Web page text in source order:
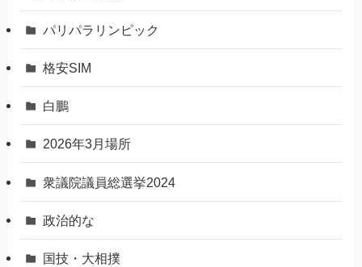
パリパラリンピック
格安SIM
白鵬
2026年3月場所
衆議院議員総選挙2024
政治的な
国技・大相撲